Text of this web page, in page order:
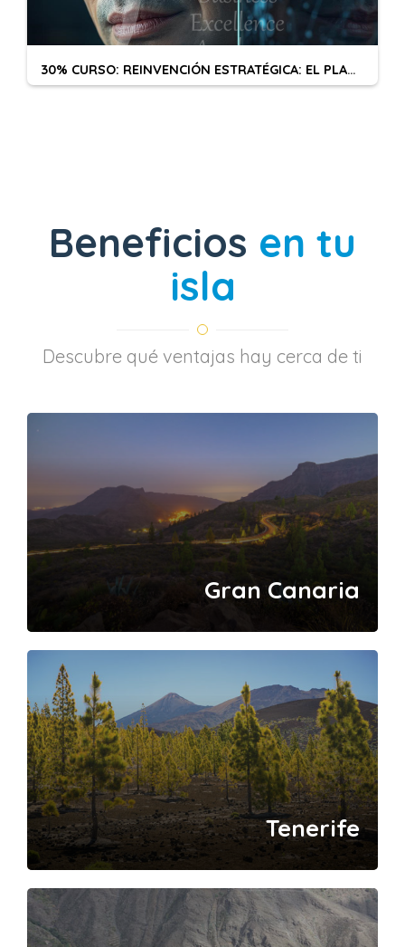
30% CURSO: REINVENCIÓN ESTRATÉGICA: EL PLAN DE ASALTO AL NUEVO MERCADO LABORAL
Beneficios en tu
isla
Descubre qué ventajas hay cerca de ti
Gran Canaria
Tenerife